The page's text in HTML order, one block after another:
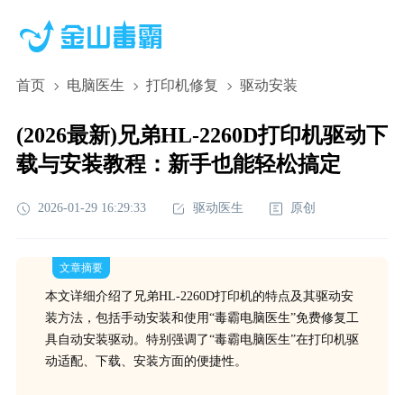
首页 电脑医生 打印机修复 驱动安装
(2026最新)兄弟HL-2260D打印机驱动下
载与安装教程：新手也能轻松搞定
2026-01-29 16:29:33 驱动医生 原创
文章摘要
本文详细介绍了兄弟HL-2260D打印机的特点及其驱动安
装方法，包括手动安装和使用“毒霸电脑医生”免费修复工
具自动安装驱动。特别强调了“毒霸电脑医生”在打印机驱
动适配、下载、安装方面的便捷性。